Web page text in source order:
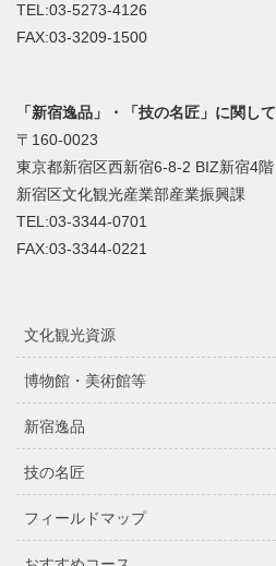
TEL:03-5273-4126
FAX:03-3209-1500
「新宿逸品」・「技の名匠」に関して
〒160-0023
東京都新宿区西新宿6-8-2 BIZ新宿4階
新宿区文化観光産業部産業振興課
TEL:03-3344-0701
FAX:03-3344-0221
文化観光資源
博物館・美術館等
新宿逸品
技の名匠
フィールドマップ